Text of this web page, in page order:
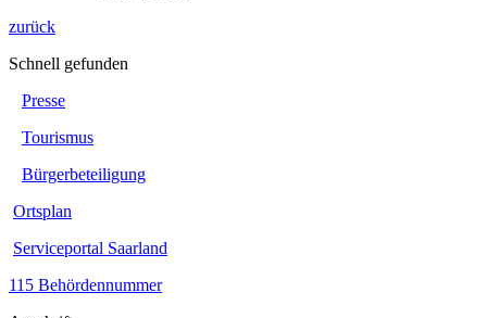
zurück
Schnell gefunden
Presse
Tourismus
Bürgerbeteiligung
Ortsplan
Serviceportal Saarland
115 Behördennummer